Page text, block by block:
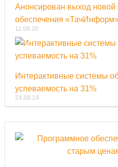
Анонсирован выход новой
обеспечения
11.06.20
Интерактивные системы
успеваемость на 31%
24.09.19